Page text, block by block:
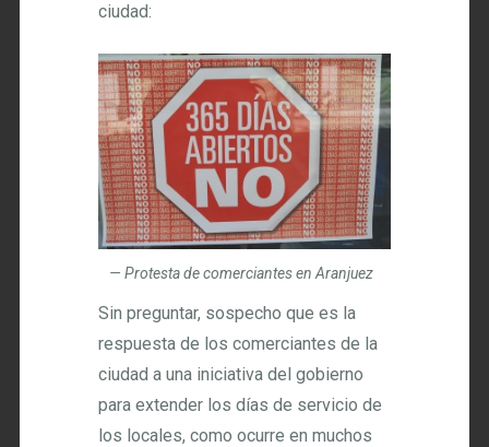
ciudad:
Protesta de comerciantes en Aranjuez
Sin preguntar, sospecho que es la
respuesta de los comerciantes de la
ciudad a una iniciativa del gobierno
para extender los días de servicio de
los locales, como ocurre en muchos